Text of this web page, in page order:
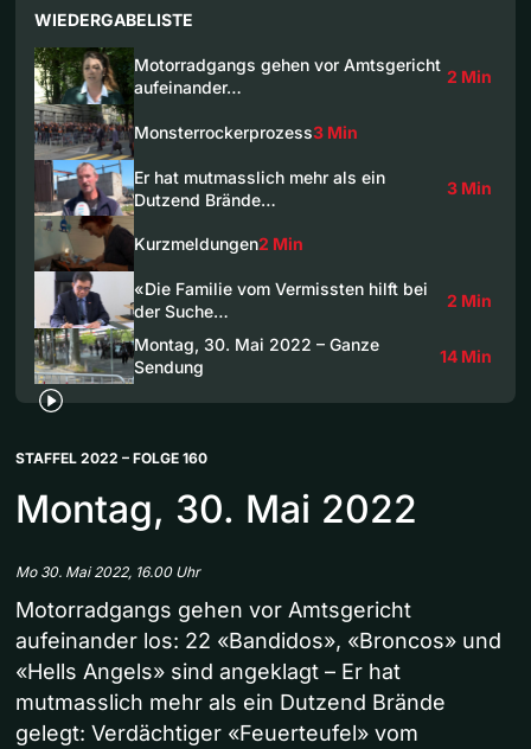
WIEDERGABELISTE
Motorradgangs gehen vor Amtsgericht
aufeinander…
2 Min
Monsterrockerprozess3 Min
Er hat mutmasslich mehr als ein
Dutzend Brände…
3 Min
Kurzmeldungen2 Min
«Die Familie vom Vermissten hilft bei
der Suche…
2 Min
Montag, 30. Mai 2022 – Ganze
Sendung
14 Min
STAFFEL 2022 – FOLGE 160
Montag, 30. Mai 2022
Mo 30. Mai 2022, 16.00 Uhr
Motorradgangs gehen vor Amtsgericht
aufeinander los: 22 «Bandidos», «Broncos» und
«Hells Angels» sind angeklagt – Er hat
mutmasslich mehr als ein Dutzend Brände
gelegt: Verdächtiger «Feuerteufel» vom